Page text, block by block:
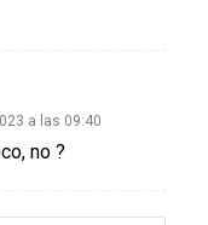
a las 09:40
no ?